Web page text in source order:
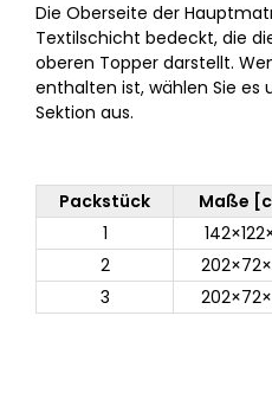
Die Oberseite der
Textilschicht bedeckt, die
oberen Topper darstellt.
enthalten ist, wählen Sie es
Sektion aus.
Packstück Maße
1
2
3